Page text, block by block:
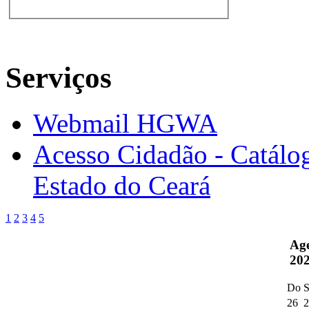
Serviços
Webmail HGWA
Acesso Cidadão -
Estado do Ceará
1 2 3 4 5
Do
26